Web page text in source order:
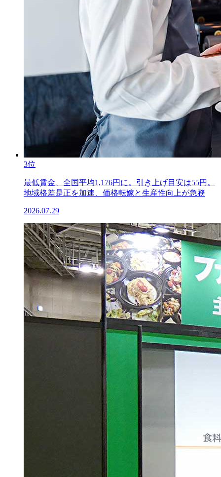
3位
最低賃金、全国平均1,176円に。引き上げ目安は55円。
地域格差是正を加速、価格転嫁と生産性向上が急務
2026.07.29